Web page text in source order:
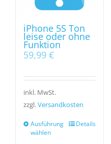
iPhone 5S Ton
leise oder ohne
Funktion
59,99 €
inkl. MwSt.
zzgl.Versandkosten
Ausführung
wählen
Details